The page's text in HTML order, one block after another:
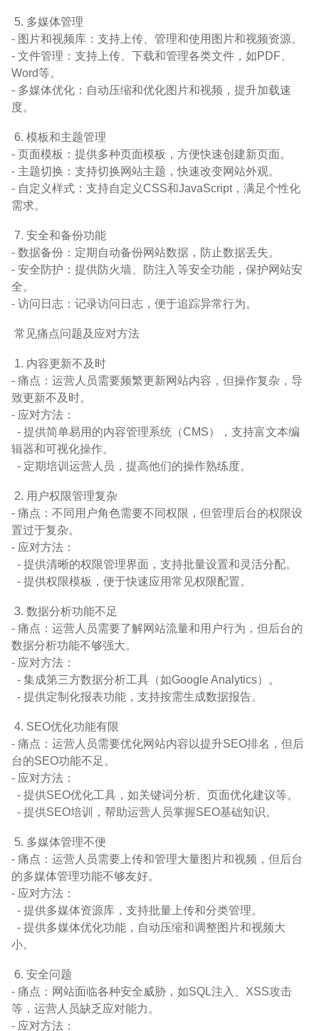
5. 多媒体管理
- 图片和视频库：支持上传、管理和使用图片和视频资源。
- 文件管理：支持上传、下载和管理各类文件，如PDF、
Word等。
- 多媒体优化：自动压缩和优化图片和视频，提升加载速
度。
6. 模板和主题管理
- 页面模板：提供多种页面模板，方便快速创建新页面。
- 主题切换：支持切换网站主题，快速改变网站外观。
- 自定义样式：支持自定义CSS和JavaScript，满足个性化
需求。
7. 安全和备份功能
- 数据备份：定期自动备份网站数据，防止数据丢失。
- 安全防护：提供防火墙、防注入等安全功能，保护网站安
全。
- 访问日志：记录访问日志，便于追踪异常行为。
常见痛点问题及应对方法
1. 内容更新不及时
- 痛点：运营人员需要频繁更新网站内容，但操作复杂，导
致更新不及时。
- 应对方法：
- 提供简单易用的内容管理系统（CMS），支持富文本编
辑器和可视化操作。
- 定期培训运营人员，提高他们的操作熟练度。
2. 用户权限管理复杂
- 痛点：不同用户角色需要不同权限，但管理后台的权限设
置过于复杂。
- 应对方法：
- 提供清晰的权限管理界面，支持批量设置和灵活分配。
- 提供权限模板，便于快速应用常见权限配置。
3. 数据分析功能不足
- 痛点：运营人员需要了解网站流量和用户行为，但后台的
数据分析功能不够强大。
- 应对方法：
- 集成第三方数据分析工具（如Google Analytics）。
- 提供定制化报表功能，支持按需生成数据报告。
4. SEO优化功能有限
- 痛点：运营人员需要优化网站内容以提升SEO排名，但后
台的SEO功能不足。
- 应对方法：
- 提供SEO优化工具，如关键词分析、页面优化建议等。
- 提供SEO培训，帮助运营人员掌握SEO基础知识。
5. 多媒体管理不便
- 痛点：运营人员需要上传和管理大量图片和视频，但后台
的多媒体管理功能不够友好。
- 应对方法：
- 提供多媒体资源库，支持批量上传和分类管理。
- 提供多媒体优化功能，自动压缩和调整图片和视频大
小。
6. 安全问题
- 痛点：网站面临各种安全威胁，如SQL注入、XSS攻击
等，运营人员缺乏应对能力。
- 应对方法：